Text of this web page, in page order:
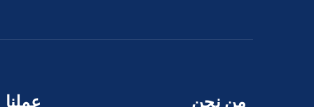
من نحن عملنا